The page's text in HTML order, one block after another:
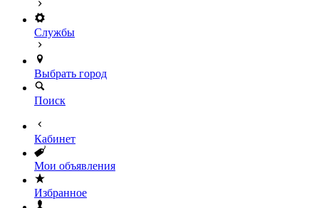
Службы
Выбрать город
Поиск
Кабинет
Мои объявления
Избранное